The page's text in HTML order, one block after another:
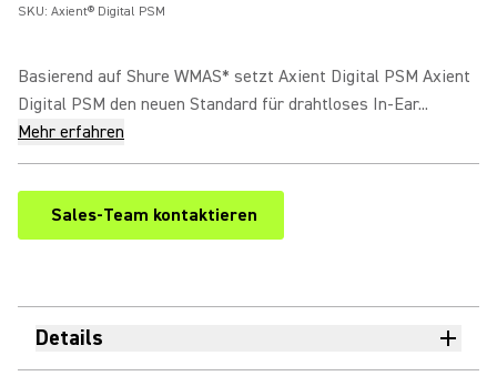
SKU: Axient® Digital PSM
Basierend auf Shure WMAS* setzt Axient Digital PSM Axient
Digital PSM den neuen Standard für drahtloses In-Ear...
Mehr erfahren
Sales-Team kontaktieren
Details